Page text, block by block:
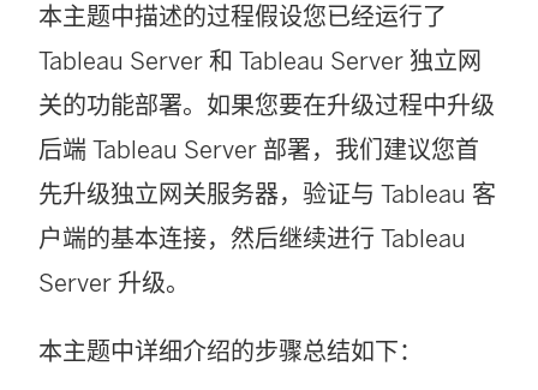
本主题中描述的过程假设您已经运行了
Tableau Server 和 Tableau Server 独立网
关的功能部署。如果您要在升级过程中升级
后端 Tableau Server 部署，我们建议您首
先升级独立网关服务器，验证与 Tableau 客
户端的基本连接，然后继续进行 Tableau
Server 升级。
本主题中详细介绍的步骤总结如下：